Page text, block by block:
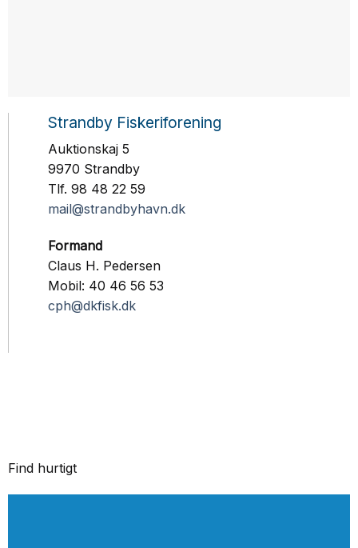
Strandby Fiskeriforening
Auktionskaj 5
9970 Strandby
Tlf. 98 48 22 59
mail@strandbyhavn.dk
Formand
Claus H. Pedersen
Mobil: 40 46 56 53
cph@dkfisk.dk
Find hurtigt